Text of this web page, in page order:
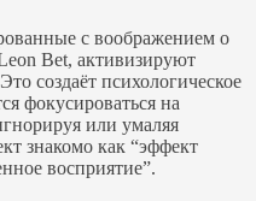
с воображением о
Bet, активизируют
создаёт психологическое
фокусироваться на
или умаляя
знакомо как “эффект
восприятие”.